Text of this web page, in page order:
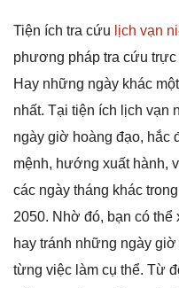
Tiện ích tra cứu lịch vạn
phương pháp tra cứu
Hay những ngày khác
nhất. Tại tiện ích lịch vạn
ngày giờ hoàng đạo, hắc
mệnh, hướng xuất hành,
các ngày tháng khác
2050. Nhờ đó, bạn có
hay tránh những ngày
từng việc làm cụ thể. Từ